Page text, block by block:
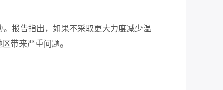
报告指出，如果不采取更大力度减少温
带来严重问题。